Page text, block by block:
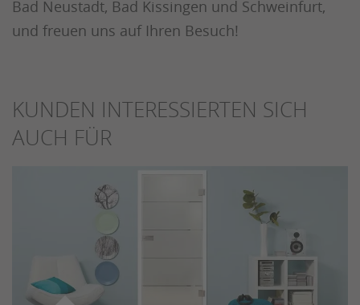
Bad Neustadt, Bad Kissingen und Schweinfurt,
und freuen uns auf Ihren Besuch!
KUNDEN INTERESSIERTEN SICH
AUCH FÜR